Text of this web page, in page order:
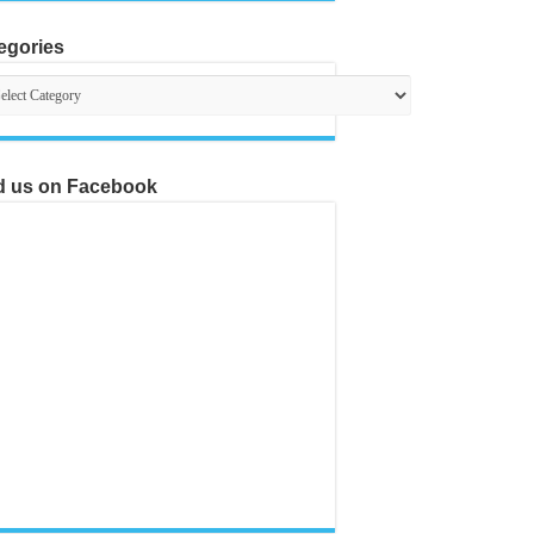
us on Facebook